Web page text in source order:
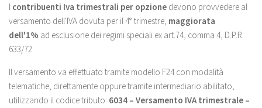
I contribuenti Iva trimestrali per opzione devono provvedere al
versamento dell'IVA dovuta per il 4° trimestre, maggiorata
dell'1% ad esclusione dei regimi speciali ex art.74, comma 4, D.P.R.
633/72.
Il versamento va effettuato tramite modello F24 con modalità
telematiche, direttamente oppure tramite intermediario abilitato,
utilizzando il codice tributo: 6034 – Versamento IVA trimestrale –